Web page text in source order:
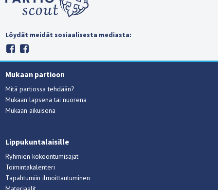
Löydät meidät sosiaalisesta mediasta:
Mukaan partioon
Mitä partiossa tehdään?
Mukaan lapsena tai nuorena
Mukaan aikuisena
Lippukuntalaisille
Ryhmien kokoontumisajat
Toimintakalenteri
Tapahtumiin ilmoittautuminen